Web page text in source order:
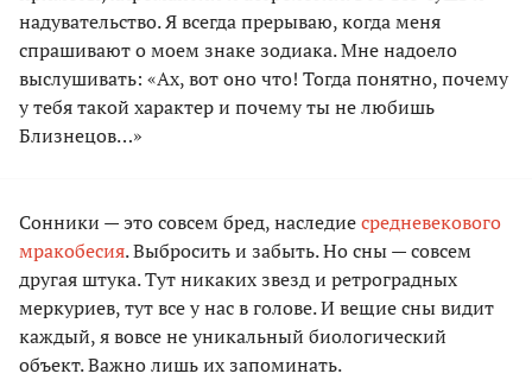
надувательство. Я всегда прерываю, когда меня
спрашивают о моем знаке зодиака. Мне надоело
выслушивать: «Ах, вот оно что! Тогда понятно, почему
у тебя такой характер и почему ты не любишь
Близнецов…»
Сонники — это совсем бред, наследиесредневекового
мракобесия. Выбросить и забыть. Но сны — совсем
другая штука. Тут никаких звезд и ретроградных
меркуриев, тут все у нас в голове. И вещие сны видит
каждый, я вовсе не уникальный биологический
объект. Важно лишь их запоминать.